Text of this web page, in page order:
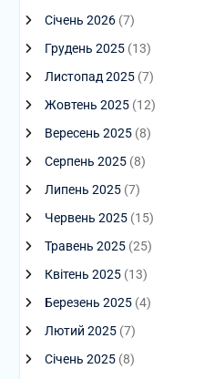
Січень 2026(7)
Грудень 2025(13)
Листопад 2025(7)
Жовтень 2025(12)
Вересень 2025(8)
Серпень 2025(8)
Липень 2025(7)
Червень 2025(15)
Травень 2025(25)
Квітень 2025(13)
Березень 2025(4)
Лютий 2025(7)
Січень 2025(8)